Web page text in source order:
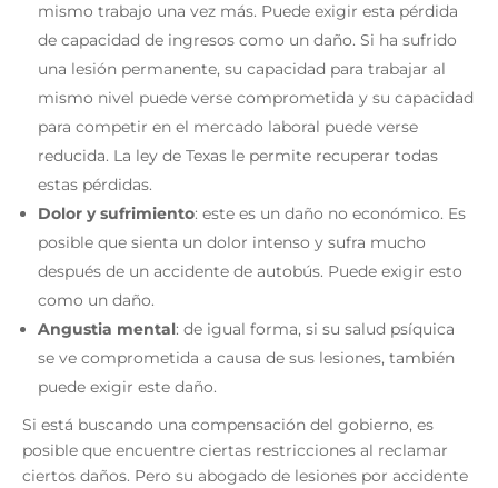
mismo trabajo una vez más. Puede exigir esta pérdida
de capacidad de ingresos como un daño. Si ha sufrido
una lesión permanente, su capacidad para trabajar al
mismo nivel puede verse comprometida y su capacidad
para competir en el mercado laboral puede verse
reducida. La ley de Texas le permite recuperar todas
estas pérdidas.
Dolor y sufrimiento: este es un daño no económico. Es
posible que sienta un dolor intenso y sufra mucho
después de un accidente de autobús. Puede exigir esto
como un daño.
Angustia mental: de igual forma, si su salud psíquica
se ve comprometida a causa de sus lesiones, también
puede exigir este daño.
Si está buscando una compensación del gobierno, es
posible que encuentre ciertas restricciones al reclamar
ciertos daños. Pero su abogado de lesiones por accidente